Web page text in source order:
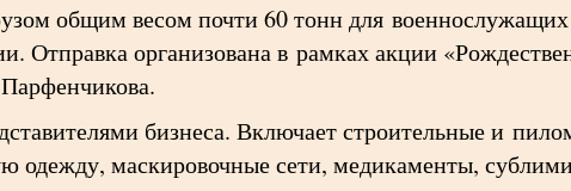
общим весом почти 60 тонн для
Отправка организована в рамках акции
бизнеса. Включает строительные и
одежду, маскировочные сети, медикаменты,